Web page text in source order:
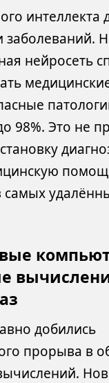
интеллекта
заболеваний.
нейросеть
98%. Это не
самых
добились
прорыва в